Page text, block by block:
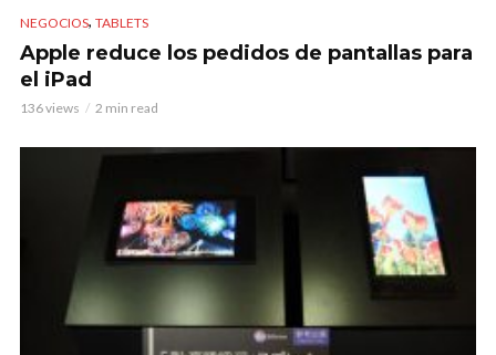
NEGOCIOS, TABLETS
Apple reduce los pedidos de pantallas para
el iPad
136 views 2 min read